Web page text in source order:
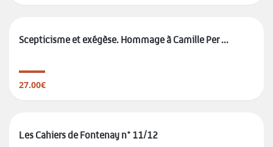
Scepticisme et exégèse. Hommage à Camille Per ...
27.00€
Les Cahiers de Fontenay n° 11/12